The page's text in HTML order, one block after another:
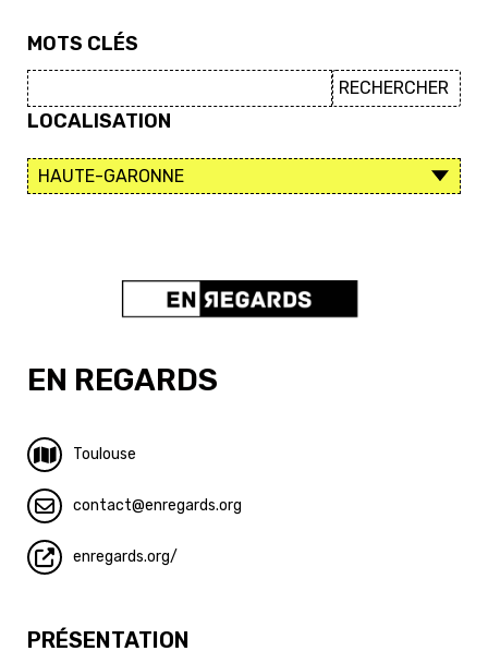
MOTS CLÉS
LOCALISATION
EN REGARDS
Toulouse
contact enregards.org
enregards.org/
PRÉSENTATION